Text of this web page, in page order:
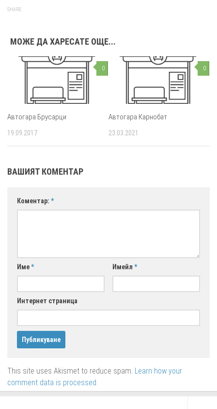
SHARE
МОЖЕ ДА ХАРЕСАТЕ ОЩЕ...
0
Автогара Брусарци
19.09.2017
0
Автогара Карнобат
23.03.2021
ВАШИЯТ КОМЕНТАР
Коментар: *
Име* Имейл *
Интернет страница
This site uses Akismet to reduce spam. Learn how your
comment data is processed.